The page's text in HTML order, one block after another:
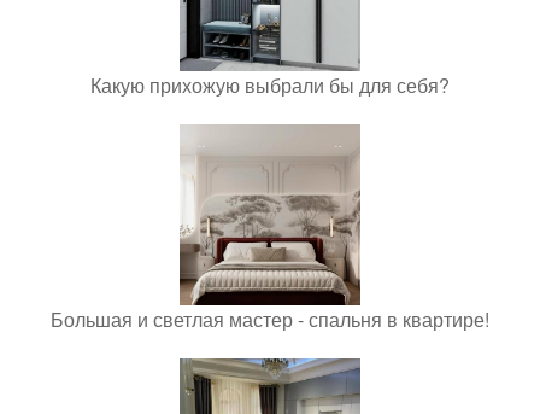
Какую прихожую выбрали бы для себя?
Большая и светлая мастер - спальня в квартире!